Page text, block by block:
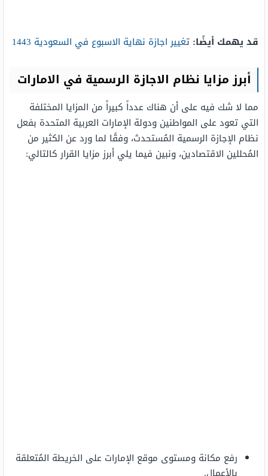
قد يهمك أيضًا: تغيير اجازة نهاية الاسبوع في السعودية 1443
أبرز مزايا نظام الاجازة الرسمية في الامارات
مما لا شك فيه على أن هناك عدداً كبيراً من المزايا المختلفة
التي تعود على المواطنين ودولة الإمارات العربية المتحدة بفعل
نظام الإجازة الرسمية المُستحدث، وفقًا لما ورد عن الكثير من
المُحللين الاقتصادين، ونبين فيما يلي أبرز مزايا القرار كالتالي:
رفع مكانة ومستوى موقع الإمارات على الخريطة المُتعلقة